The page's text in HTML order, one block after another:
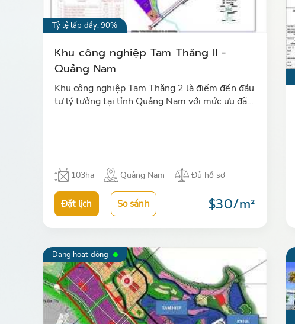
Tỷ lệ lấp đầy: 90%
Khu công nghiệp Tam Thăng II -
Quảng Nam
Khu công nghiệp Tam Thăng 2 là điểm đến đầu
tư lý tưởng tại tỉnh Quảng Nam với mức ưu đãi
103ha Quảng Nam Đủ hồ sơ
Đặt lịch So sánh $30/m²
Đang hoạt động